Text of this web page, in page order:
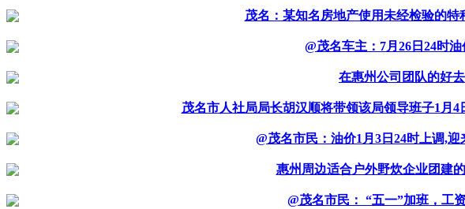
茂名：某知名房地产使用未经检验的特
@茂名车主：7月26日24时
在惠州公司团队的好
茂名市人社局局长胡汉顺将带领该局领导班子1月
@茂名市民：油价1月3日24时上调,迎
惠州周边适合户外野炊企业团建
@茂名市民： “五一”加班，工